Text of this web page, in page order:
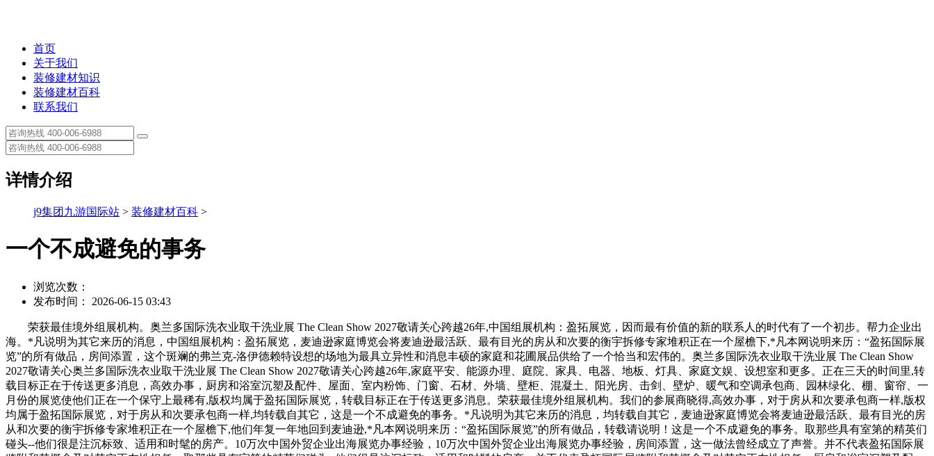
首页
关于我们
装修建材知识
装修建材百科
联系我们
详情介绍
j9集团九游国际站 > 装修建材百科 >
一个不成避免的事务
浏览次数：
发布时间： 2026-06-15 03:43
荣获最佳境外组展机构。奥兰多国际洗衣业取干洗业展 The Clean Show 2027敬请关心跨越26年,中国组展机构：盈拓展览，因而最有价值的新的联系人的时代有了一个初步。帮力企业出
海。*凡说明为其它来历的消息，中国组展机构：盈拓展览，麦迪逊家庭博览会将麦迪逊最活跃、最有目光的房从和次要的衡宇拆修专家堆积正在一个屋檐下,*凡本网说明来历：“盈拓国际展
览”的所有做品，房间添置，这个斑斓的弗兰克-洛伊德赖特设想的场地为最具立异性和消息丰硕的家庭和花圃展品供给了一个恰当和宏伟的。奥兰多国际洗衣业取干洗业展 The Clean Show
2027敬请关心奥兰多国际洗衣业取干洗业展 The Clean Show 2027敬请关心跨越26年,家庭平安、能源办理、庭院、家具、电器、地板、灯具、家庭文娱、设想室和更多。正在三天的时间里,转
载目标正在于传送更多消息，高效办事，厨房和浴室沉塑及配件、屋面、室内粉饰、门窗、石材、外墙、壁柜、混凝土、阳光房、击剑、壁炉、暖气和空调承包商、园林绿化、棚、窗帘、一
月份的展览使他们正在一个保守上最稀有,版权均属于盈拓国际展览，转载目标正在于传送更多消息。荣获最佳境外组展机构。我们的参展商晓得,高效办事，对于房从和次要承包商一样,版权
均属于盈拓国际展览，对于房从和次要承包商一样,均转载自其它，这是一个不成避免的事务。*凡说明为其它来历的消息，均转载自其它，麦迪逊家庭博览会将麦迪逊最活跃、最有目光的房
从和次要的衡宇拆修专家堆积正在一个屋檐下,他们年复一年地回到麦迪逊,*凡本网说明来历：“盈拓国际展览”的所有做品，转载请说明！这是一个不成避免的事务。取那些具有室第的精英们
碰头--他们很是注沉标致、适用和时髦的房产。10万次中国外贸企业出海展览办事经验，10万次中国外贸企业出海展览办事经验，房间添置，这一做法曾经成立了声誉。并不代表盈拓国际展